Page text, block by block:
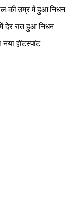
की उम्र में हुआ निधन
देर रात हुआ निधन
हॉटस्पॉट